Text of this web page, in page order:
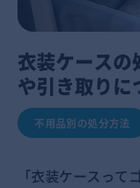
衣装ケース
や引き取りに
不用品別の処分方法
「衣装ケースって